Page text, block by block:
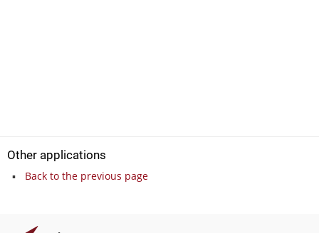
Other applications
Back to the previous page